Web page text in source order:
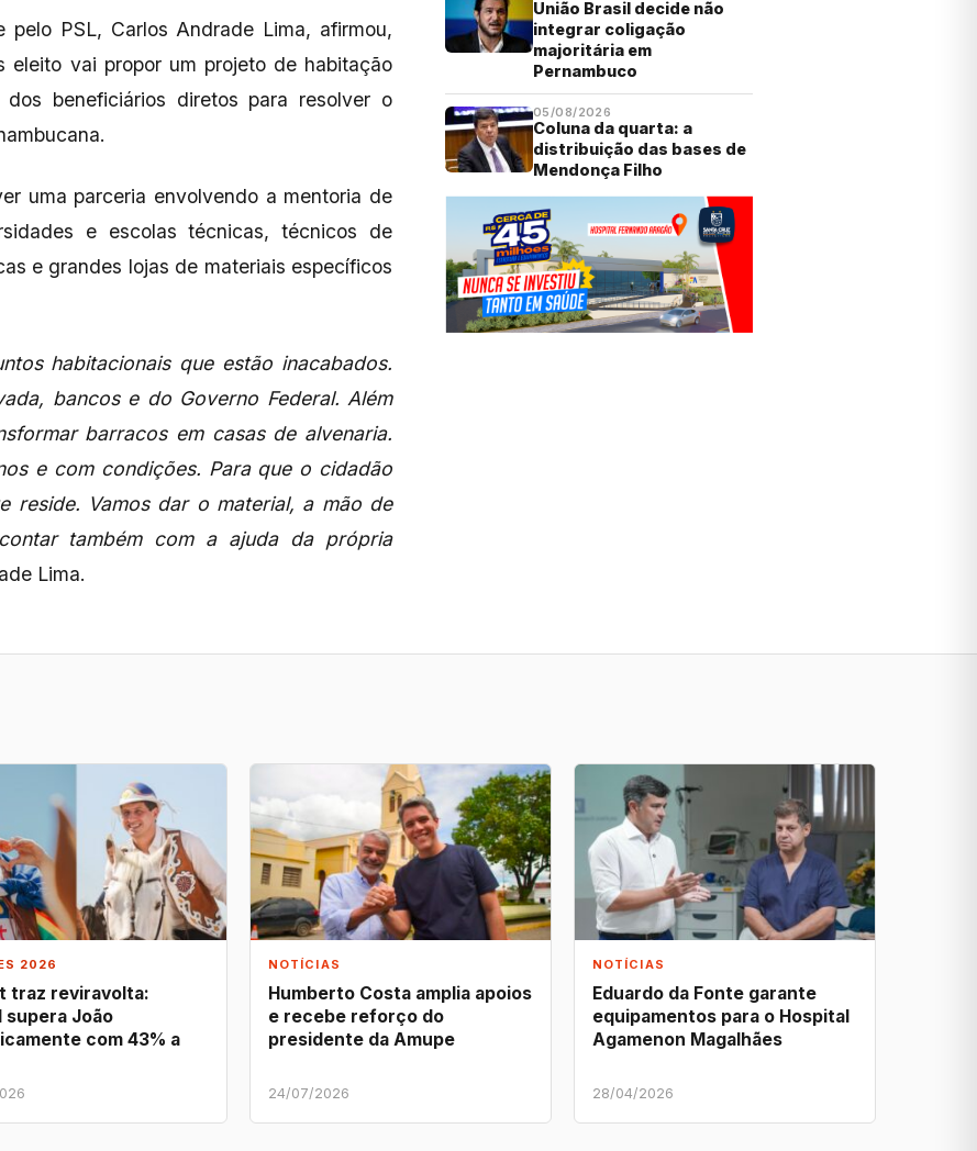
PSL, Carlos Andrade Lima, afirmou,
eleito vai propor um projeto de habitação
beneficiários diretos para resolver o
uma parceria envolvendo a mentoria de
e escolas técnicas, técnicos de
e grandes lojas de materiais específicos
habitacionais que estão inacabados.
bancos e do Governo Federal. Além
barracos em casas de alvenaria.
e com condições. Para que o cidadão
reside. Vamos dar o material, a mão de
também com a ajuda da própria
Lima.
União Brasil decide não
integrar coligação
majoritária em
Pernambuco
05/08/2026
Coluna da quarta: a
distribuição das bases de
Mendonça Filho
2026
traz reviravolta:
supera João
com 43% a
NOTÍCIAS
Humberto Costa amplia apoios
e recebe reforço do
presidente da Amupe
24/07/2026
NOTÍCIAS
Eduardo da Fonte garante
equipamentos para o Hospital
Agamenon Magalhães
28/04/2026